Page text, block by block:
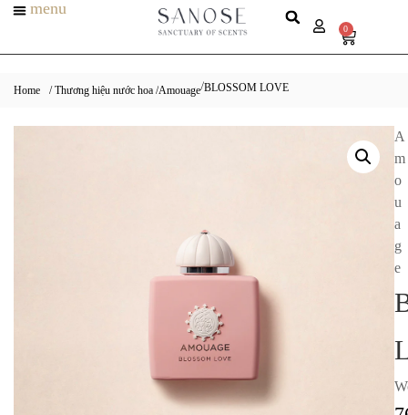
menu
0
Home / Thương hiệu nước hoa /Amouage/BLOSSOM LOVE
A
m
o
u
a
g
e